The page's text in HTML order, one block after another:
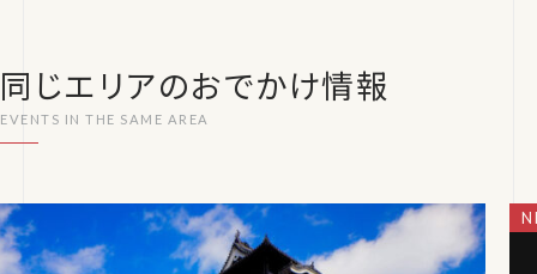
同じエリアのおでかけ情報